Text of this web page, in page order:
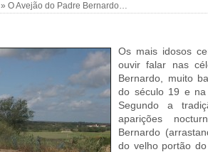
» O Avejão do Padre Bernardo…
Os mais idosos
ouvir falar nas
Bernardo, muito
do século 19 e
Segundo a
aparições
Bernardo
do velho portão